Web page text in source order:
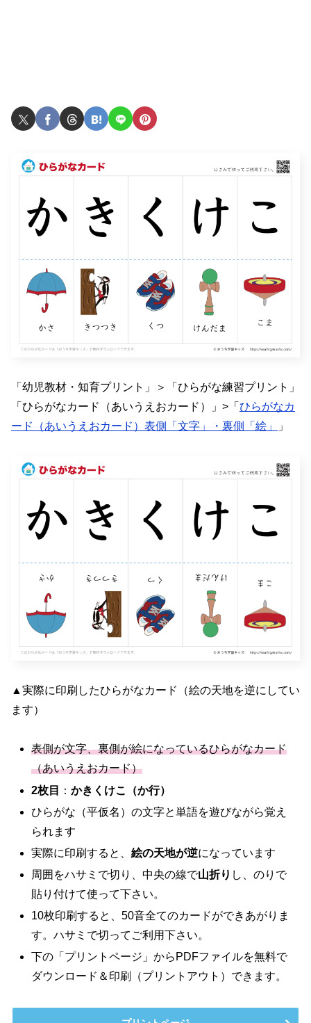
「幼児教材・知育プリント」＞「ひらがな練習プリント」
「ひらがなカード（あいうえおカード）」>「 ひらがなカ
ード（あいうえおカード）表側「文字」・裏側「絵」
」
▲実際に印刷したひらがなカード（絵の天地を逆にしてい
ます）
表側が文字、裏側が絵になっているひらがなカード
（あいうえおカード）
2枚目
：かきくけこ（か行）
ひらがな（平仮名）の文字と単語を遊びながら覚え
られます
実際に印刷すると、絵の天地が逆になっています
周囲をハサミで切り、中央の線で山折り し、のりで
貼り付けて使って下さい。
10枚印刷すると、50音全てのカードができあがりま
す。ハサミで切ってご利用下さい。
下の「プリントページ」からPDFファイルを無料で
ダウンロード＆印刷（プリントアウト）できます。